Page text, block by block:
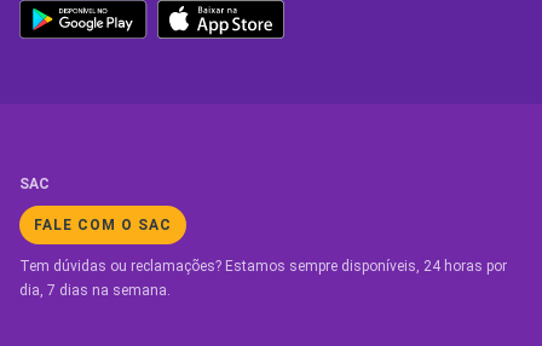
SAC
FALE COM O SAC
Tem dúvidas ou reclamações? Estamos sempre disponíveis, 24 horas por
dia, 7 dias na semana.